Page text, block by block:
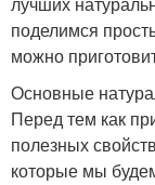
поделимся
можно
Основные
Перед тем как
полезных
которые мы